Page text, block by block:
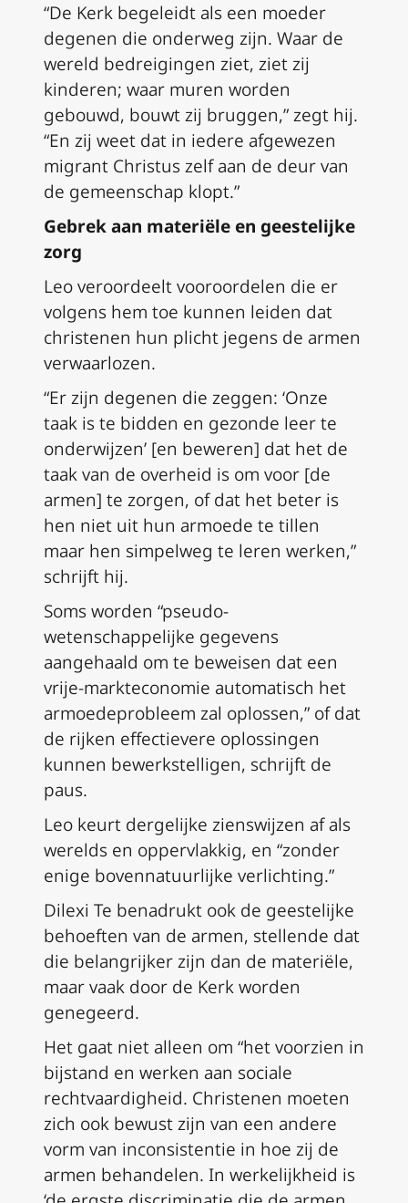
“De Kerk begeleidt als een moeder
degenen die onderweg zijn. Waar de
wereld bedreigingen ziet, ziet zij
kinderen; waar muren worden
gebouwd, bouwt zij bruggen,” zegt hij.
“En zij weet dat in iedere afgewezen
migrant Christus zelf aan de deur van
de gemeenschap klopt.”
Gebrek aan materiële en geestelijke
zorg
Leo veroordeelt vooroordelen die er
volgens hem toe kunnen leiden dat
christenen hun plicht jegens de armen
verwaarlozen.
“Er zijn degenen die zeggen: ‘Onze
taak is te bidden en gezonde leer te
onderwijzen’ [en beweren] dat het de
taak van de overheid is om voor [de
armen] te zorgen, of dat het beter is
hen niet uit hun armoede te tillen
maar hen simpelweg te leren werken,”
schrijft hij.
Soms worden “pseudo-
wetenschappelijke gegevens
aangehaald om te beweisen dat een
vrije-markteconomie automatisch het
armoedeprobleem zal oplossen,” of dat
de rijken effectievere oplossingen
kunnen bewerkstelligen, schrijft de
paus.
Leo keurt dergelijke zienswijzen af als
werelds en oppervlakkig, en “zonder
enige bovennatuurlijke verlichting.”
Dilexi Te benadrukt ook de geestelijke
behoeften van de armen, stellende dat
die belangrijker zijn dan de materiële,
maar vaak door de Kerk worden
genegeerd.
Het gaat niet alleen om “het voorzien in
bijstand en werken aan sociale
rechtvaardigheid. Christenen moeten
zich ook bewust zijn van een andere
vorm van inconsistentie in hoe zij de
armen behandelen. In werkelijkheid is